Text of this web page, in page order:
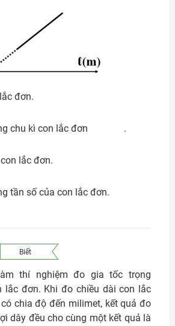
con lắc đơn.
chu kì con lắc đơn .
con lắc đơn.
tần số của con lắc đơn.
Biết
thí nghiệm đo gia tốc trọng
lắc đơn. Khi đo chiều dài con lắc
chia độ đến milimet, kết quả đo
dây đều cho cùng một kết quả là